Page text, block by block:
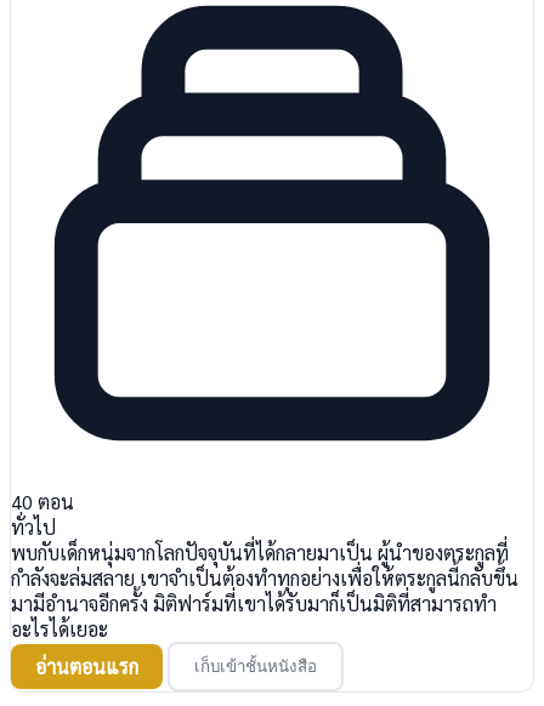
40 ตอน
ทั่วไป
พบกับเด็กหนุ่มจากโลกปัจจุบันที่ได้กลายมาเป็น ผู้นำของตระกูลที่
กำลังจะล่มสลาย เขาจำเป็นต้องทำทุกอย่างเพื่อให้ตระกูลนี้กลับขึ้น
มามีอำนาจอีกครั้ง มิติฟาร์มที่เขาได้รับมาก็เป็นมิติที่สามารถทำ
อะไรได้เยอะ
อ่านตอนแรก
เก็บเข้าชั้นหนังสือ